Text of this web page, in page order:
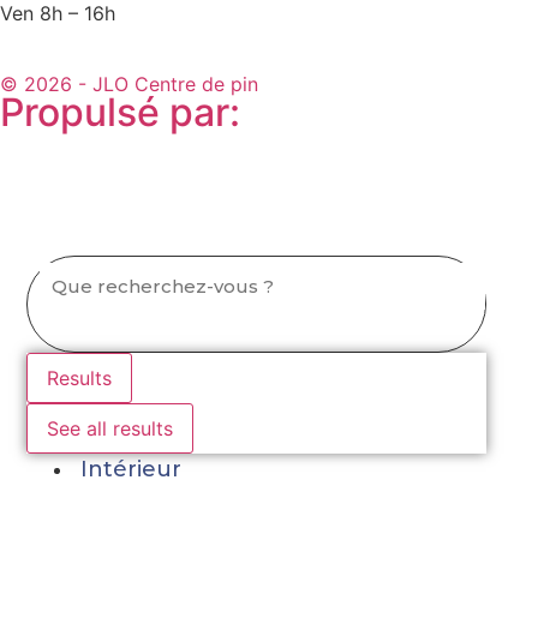
Ven 8h – 16h
© 2026 - JLO Centre de pin
Propulsé par:
Results
See all results
Intérieur